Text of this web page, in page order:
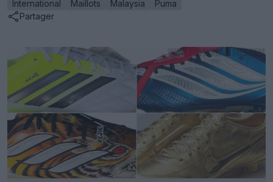
International Maillots Malaysia
Puma
Partager